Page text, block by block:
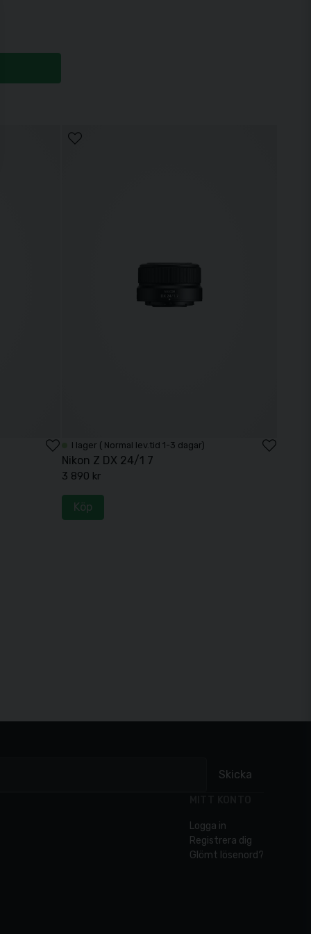
I lager ( Normal lev.tid 1-3 dagar)
Nikon Z DX 24/1 7
3 890 kr
Köp
Skicka
Logga in
Registrera dig
Glömt lösenord?